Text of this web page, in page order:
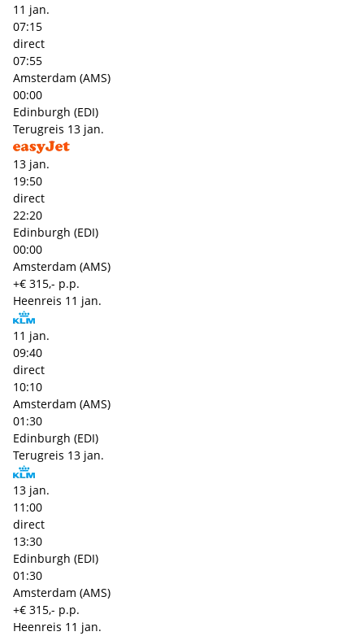
11 jan.
07:15
direct
07:55
Amsterdam (AMS)
00:00
Edinburgh (EDI)
Terugreis 13 jan.
13 jan.
19:50
direct
22:20
Edinburgh (EDI)
00:00
Amsterdam (AMS)
+€ 315,- p.p.
Heenreis 11 jan.
11 jan.
09:40
direct
10:10
Amsterdam (AMS)
01:30
Edinburgh (EDI)
Terugreis 13 jan.
13 jan.
11:00
direct
13:30
Edinburgh (EDI)
01:30
Amsterdam (AMS)
+€ 315,- p.p.
Heenreis 11 jan.